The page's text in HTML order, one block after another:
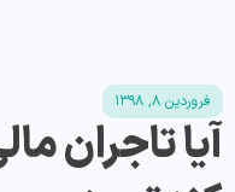
فروردین ۸, ۱۳۹۸
آیا تاجران